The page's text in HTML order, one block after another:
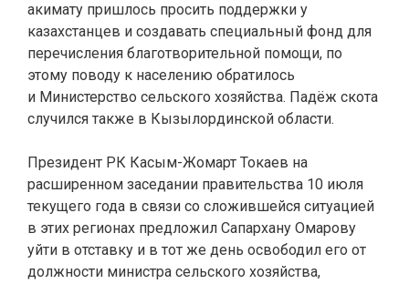
акимату пришлось просить поддержки у
казахстанцев и создавать специальный фонд для
перечисления благотворительной помощи, по
этому поводу к населению обратилось
и Министерство сельского хозяйства. Падёж скота
случился также в Кызылординской области.
Президент РК Касым-Жомарт Токаев на
расширенном заседании правительства 10 июля
текущего года в связи со сложившейся ситуацией
в этих регионах предложил Сапархану Омарову
уйти в отставку и в тот же день освободил его от
должности министра сельского хозяйства,